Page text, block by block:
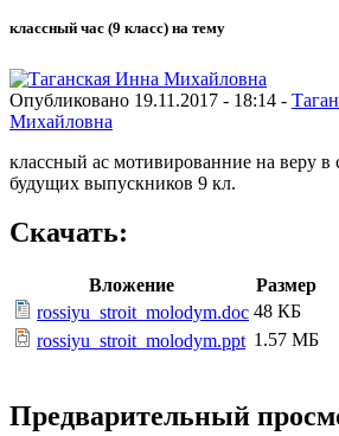
классный час (9 класс) на тему
Опубликовано 19.11.2017 - 18:14 -
Михайловна
классный ас мотивированние на веру
будущих выпускников 9 кл.
Скачать:
Вложение
Размер
rossiyu_stroit_molodym.doc 48 КБ
rossiyu_stroit_molodym.ppt 1.57 МБ
Предварительный